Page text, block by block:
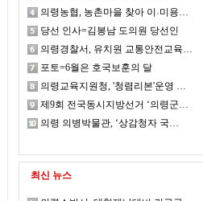
의령농협, 농촌마을 찾아 이˓미용…
당선 인사=김봉남 도의원 당선인
의령경찰서, 유치원 교통안전교육…
포토=6월은 호국보훈의 달
의령교육지원청, '청렴리본'운영 …
제9회 전국동시지방선거 ‘의령군…
의령 의병박물관, ‘상감청자 국…
최신 뉴스